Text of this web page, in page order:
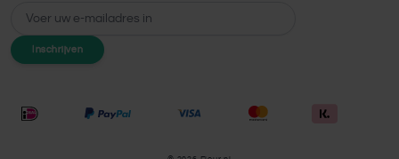
E-mailadres
Inschrijven